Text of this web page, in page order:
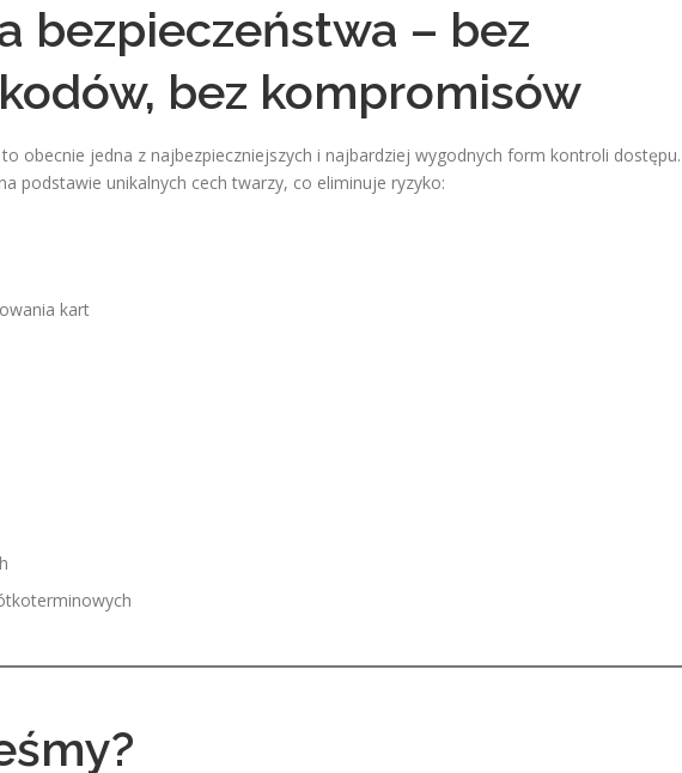
bezpieczeństwa – bez
bez kompromisów
obecnie jedna z najbezpieczniejszych i najbardziej wygodnych form kontroli dostępu.
podstawie unikalnych cech twarzy, co eliminuje ryzyko:
kart